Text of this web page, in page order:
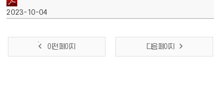
2023-10-04
이전 페이지 다음 페이지